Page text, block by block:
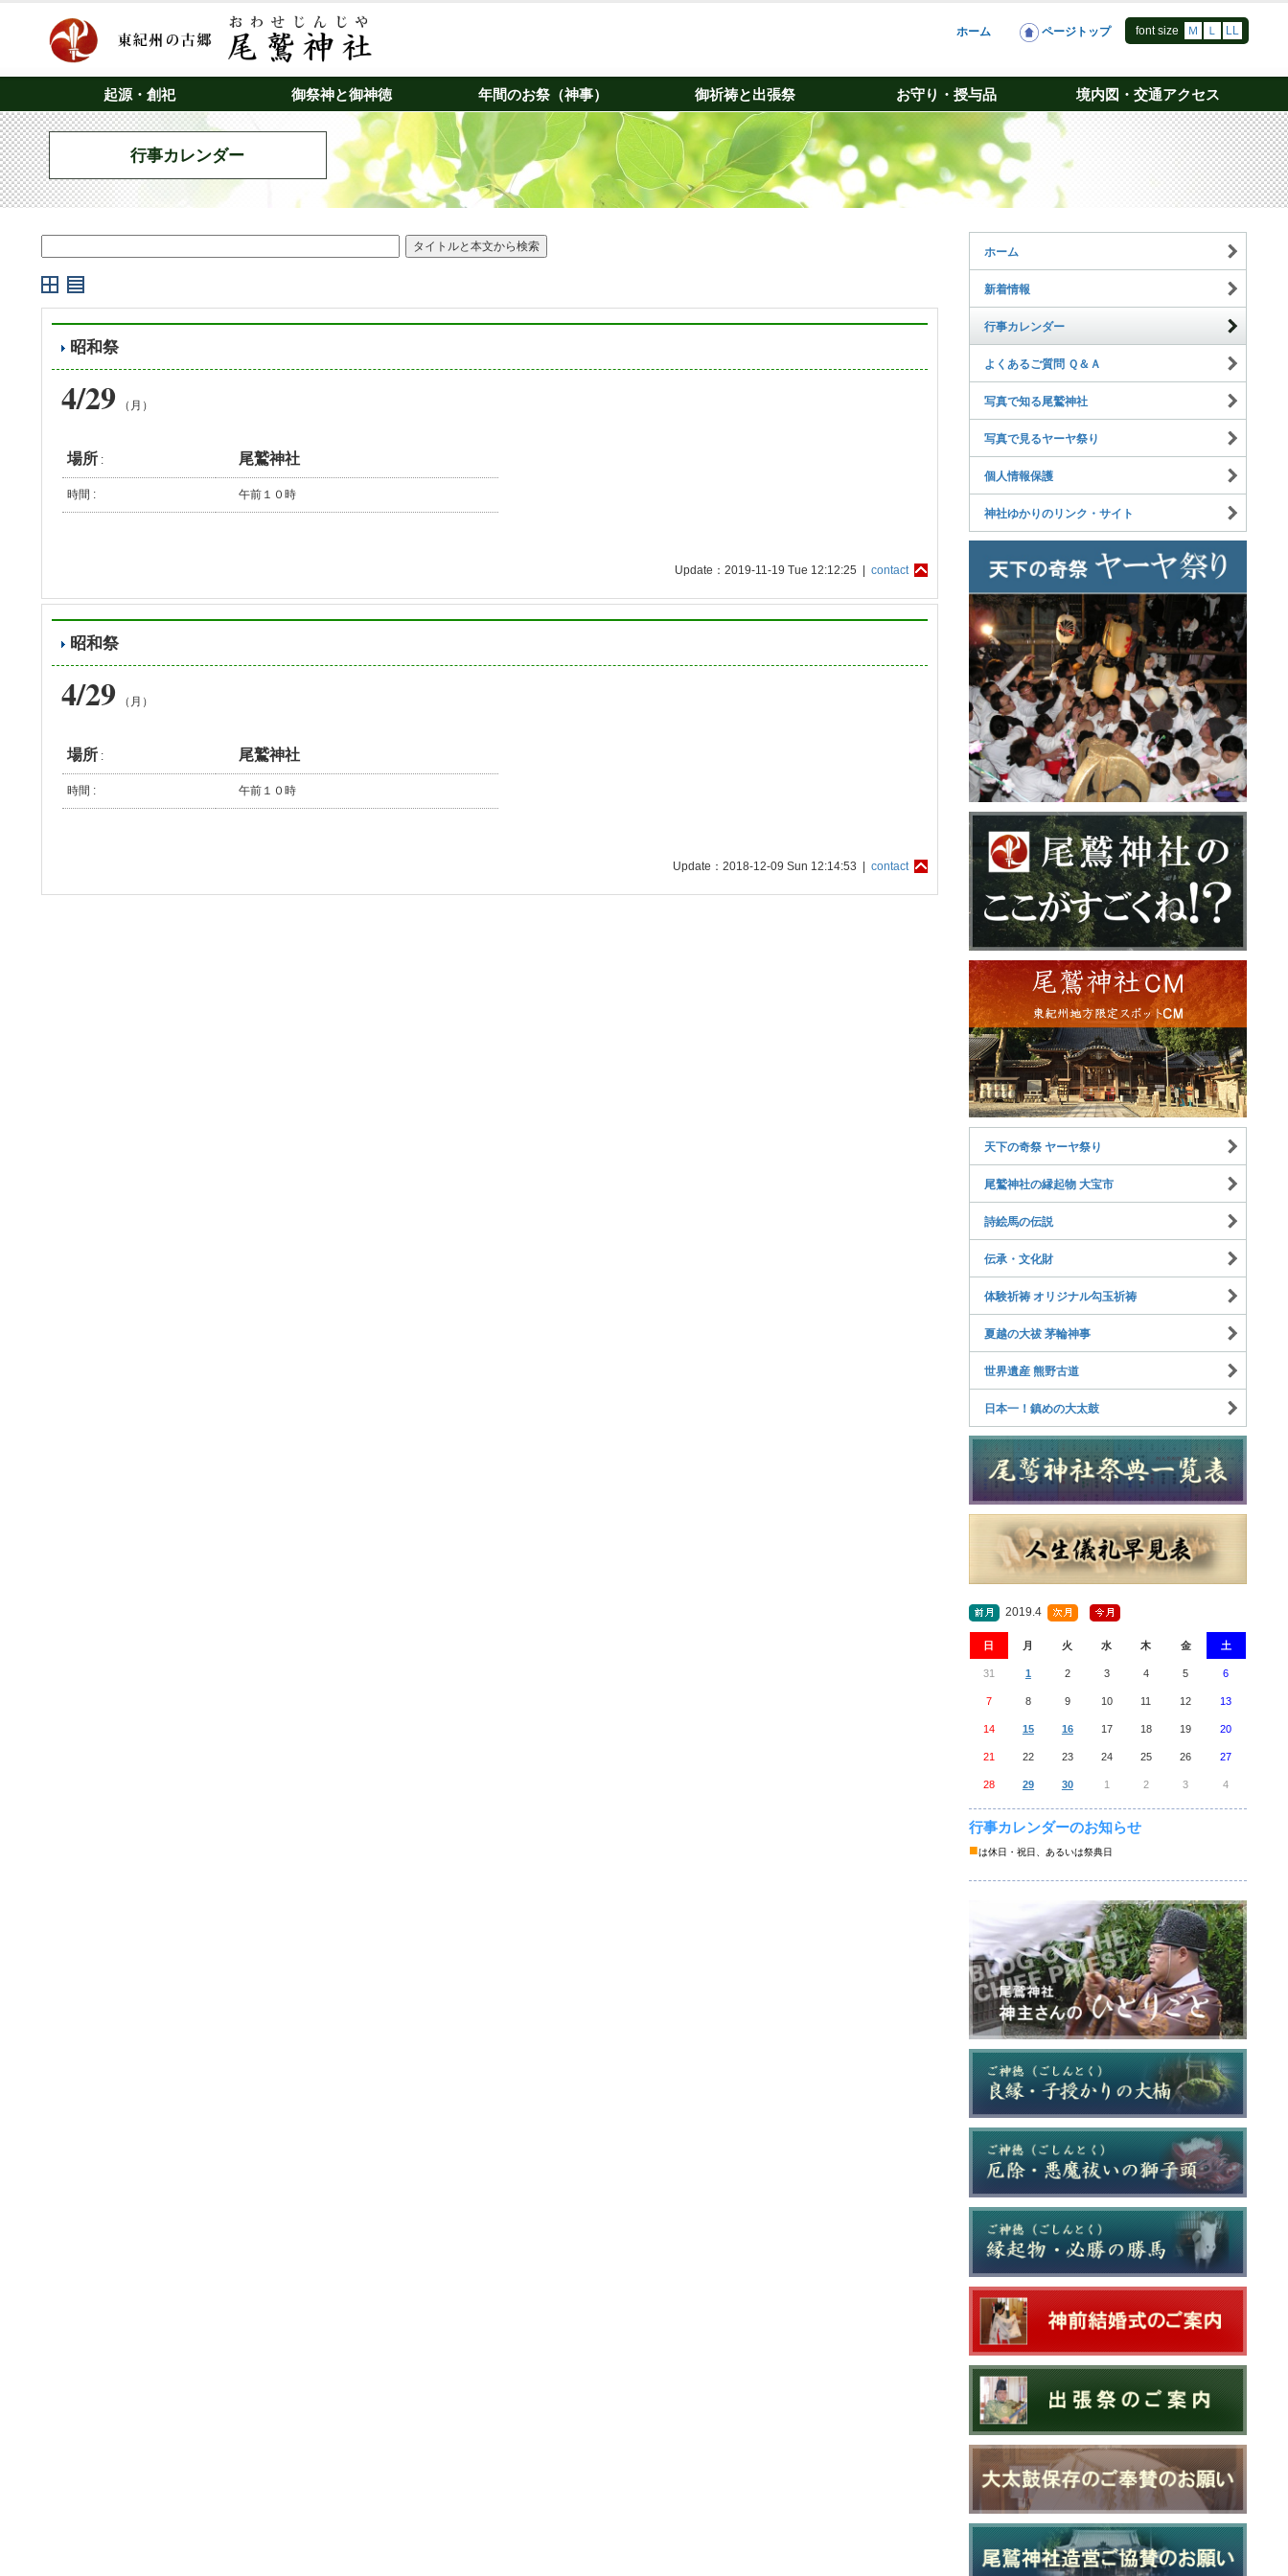
ホーム ページトップ font size Ｍ Ｌ LL
起源・創祀 御祭神と御神徳 年間のお祭（神事） 御祈祷と出張祭 お守り・授与品 境内図・交通アクセス
行事カレンダー
昭和祭
4/29 （月）
場所: 尾鷲神社
時間 : 午前１０時
Update：2019-11-19 Tue 12:12:25 | contact
昭和祭
4/29 （月）
場所: 尾鷲神社
時間 : 午前１０時
Update：2018-12-09 Sun 12:14:53 | contact
ホーム
新着情報
行事カレンダー
よくあるご質問 Ｑ＆Ａ
写真で知る尾鷲神社
写真で見るヤーヤ祭り
個人情報保護
神社ゆかりのリンク・サイト
天下の奇祭 ヤーヤ祭り
尾鷲神社の縁起物 大宝市
詩絵馬の伝説
伝承・文化財
体験祈祷 オリジナル勾玉祈祷
夏越の大祓 茅輪神事
世界遺産 熊野古道
日本一！鎮めの大太鼓
2019.4
日 月 火 水 木 金 土
31 1 2 3 4 5 6
7 8 9 10 11 12 13
14 15 16 17 18 19 20
21 22 23 24 25 26 27
28 29 30 1 2 3 4
行事カレンダーのお知らせ
■は休日・祝日、あるいは祭典日